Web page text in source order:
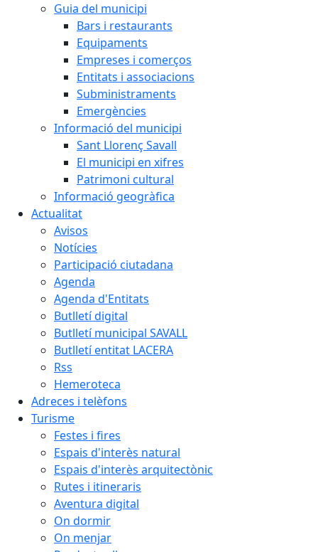
Guia del municipi
Bars i restaurants
Equipaments
Empreses i comerços
Entitats i associacions
Subministraments
Emergències
Informació del municipi
Sant Llorenç Savall
El municipi en xifres
Patrimoni cultural
Informació geogràfica
Actualitat
Avisos
Notícies
Participació ciutadana
Agenda
Agenda d'Entitats
Butlletí digital
Butlletí municipal SAVALL
Butlletí entitat LACERA
Rss
Hemeroteca
Adreces i telèfons
Turisme
Festes i fires
Espais d'interès natural
Espais d'interès arquitectònic
Rutes i itineraris
Aventura digital
On dormir
On menjar